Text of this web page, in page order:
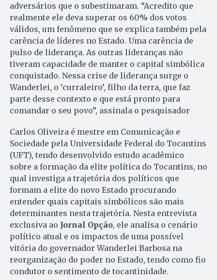
adversários que o subestimaram. “Acredito que
realmente ele deva superar os 60% dos votos
válidos, um fenômeno que se explica também pela
carência de líderes no Estado. Uma carência de
pulso de liderança. As outras lideranças não
tiveram capacidade de manter o capital simbólica
conquistado. Nessa crise de liderança surge o
Wanderlei, o ‘curraleiro’, filho da terra, que faz
parte desse contexto e que está pronto para
comandar o seu povo”, assinala o pesquisador
Carlos Oliveira é mestre em Comunicação e
Sociedade pela Universidade Federal do Tocantins
(UFT), tendo desenvolvido estudo acadêmico
sobre a formação da elite política do Tocantins, no
qual investiga a trajetória dos políticos que
formam a elite do novo Estado procurando
entender quais capitais simbólicos são mais
determinantes nesta trajetória. Nesta entrevista
exclusiva ao Jornal Opção, ele analisa o cenário
político atual e os impactos de uma possível
vitória do governador Wanderlei Barbosa na
reorganização do poder no Estado, tendo como fio
condutor o sentimento de tocantinidade.